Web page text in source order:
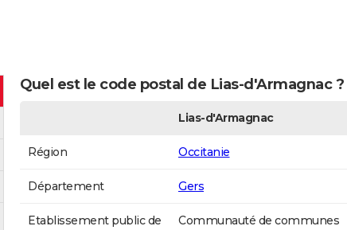
Quel est le code postal de Lias-d'Armagnac ?
Lias-d'Armagnac
Région Occitanie
Département Gers
Etablissement public de
Communauté de communes